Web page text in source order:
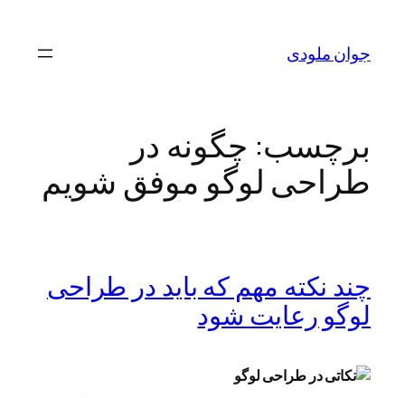
محتواجوان ملودی
برچسب: چگونه در
طراحی لوگو موفق شویم
چند نکته مهم که باید در طراحی
لوگو رعایت شود